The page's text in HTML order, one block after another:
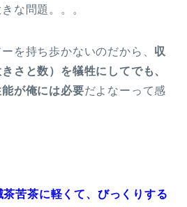
な問題。。。
を持ち歩かないのだから、 収
さと数）を犠牲にしてでも、
能が俺には必要だよなーって感
苦茶に軽くて、びっくりする